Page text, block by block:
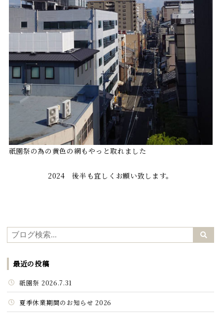
祇園祭の為の黄色の網もやっと取れました
2024 後半も宜しくお願い致します。
最近の投稿
祇園祭 2026.7.31
夏季休業期間のお知らせ 2026